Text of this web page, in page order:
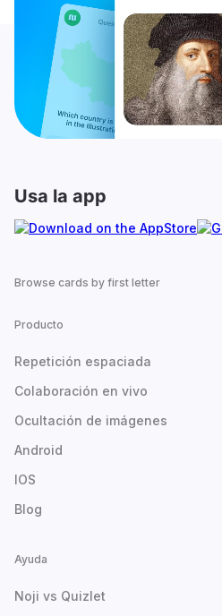
Usa la app
Browse cards by first letter
Producto
Repetición espaciada
Colaboración en vivo
Ocultación de imágenes
Android
IOS
Blog
Ayuda
Noji vs Quizlet